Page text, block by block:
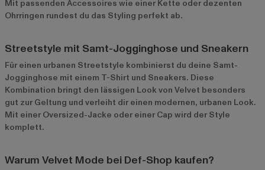
Mit passenden Accessoires wie einer Kette oder dezenten
Ohrringen rundest du das Styling perfekt ab.
Streetstyle mit Samt-Jogginghose und Sneakern
Für einen urbanen Streetstyle kombinierst du deine Samt-
Jogginghose mit einem T-Shirt und Sneakers. Diese
Kombination bringt den lässigen Look von Velvet besonders
gut zur Geltung und verleiht dir einen modernen, urbanen Look.
Mit einer Oversized-Jacke oder einer Cap wird der Style
komplett.
Warum Velvet Mode bei Def-Shop kaufen?